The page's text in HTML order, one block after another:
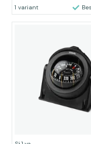
1 variant